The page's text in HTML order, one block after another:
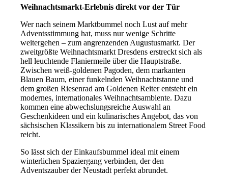
Weihnachtsmarkt-Erlebnis direkt vor der Tür
Wer nach seinem Marktbummel noch Lust auf mehr
Adventsstimmung hat, muss nur wenige Schritte
weitergehen – zum angrenzenden Augustusmarkt. Der
zweitgrößte Weihnachtsmarkt Dresdens erstreckt sich als
hell leuchtende Flaniermeile über die Hauptstraße.
Zwischen weiß-goldenen Pagoden, dem markanten
Blauen Baum, einer funkelnden Weihnachtstanne und
dem großen Riesenrad am Goldenen Reiter entsteht ein
modernes, internationales Weihnachtsambiente. Dazu
kommen eine abwechslungsreiche Auswahl an
Geschenkideen und ein kulinarisches Angebot, das von
sächsischen Klassikern bis zu internationalem Street Food
reicht.
So lässt sich der Einkaufsbummel ideal mit einem
winterlichen Spaziergang verbinden, der den
Adventszauber der Neustadt perfekt abrundet.